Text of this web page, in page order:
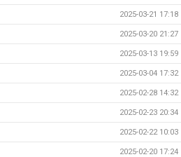
2025-03-21 17:18
2025-03-20 21:27
2025-03-13 19:59
2025-03-04 17:32
2025-02-28 14:32
2025-02-23 20:34
2025-02-22 10:03
2025-02-20 17:24